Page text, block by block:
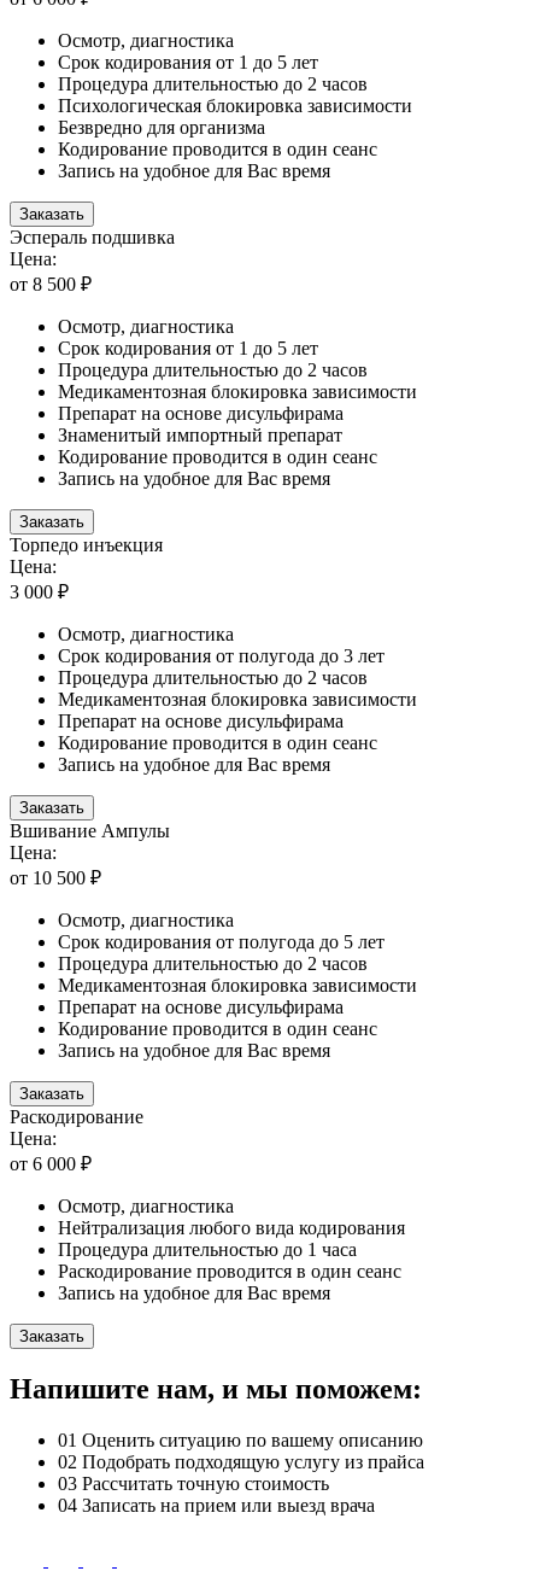
Осмотр, диагностика
Срок кодирования от 1 до 5 лет
Процедура длительностью до 2 часов
Психологическая блокировка зависимости
Безвредно для организма
Кодирование проводится в один сеанс
Запись на удобное для Вас время
Заказать
Эспераль подшивка
Цена:
от 8 500 ₽
Осмотр, диагностика
Срок кодирования от 1 до 5 лет
Процедура длительностью до 2 часов
Медикаментозная блокировка зависимости
Препарат на основе дисульфирама
Знаменитый импортный препарат
Кодирование проводится в один сеанс
Запись на удобное для Вас время
Заказать
Торпедо инъекция
Цена:
3 000 ₽
Осмотр, диагностика
Срок кодирования от полугода до 3 лет
Процедура длительностью до 2 часов
Медикаментозная блокировка зависимости
Препарат на основе дисульфирама
Кодирование проводится в один сеанс
Запись на удобное для Вас время
Заказать
Вшивание Ампулы
Цена:
от 10 500 ₽
Осмотр, диагностика
Срок кодирования от полугода до 5 лет
Процедура длительностью до 2 часов
Медикаментозная блокировка зависимости
Препарат на основе дисульфирама
Кодирование проводится в один сеанс
Запись на удобное для Вас время
Заказать
Раскодирование
Цена:
от 6 000 ₽
Осмотр, диагностика
Нейтрализация любого вида кодирования
Процедура длительностью до 1 часа
Раскодирование проводится в один сеанс
Запись на удобное для Вас время
Заказать
Напишите нам, и мы поможем:
01 Оценить ситуацию по вашему описанию
02 Подобрать подходящую услугу из прайса
03 Рассчитать точную стоимость
04 Записать на прием или выезд врача